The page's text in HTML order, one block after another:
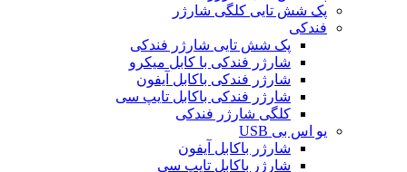
پک شش تایی کلگی شارژر
فندکی
پک شش تایی شارژر فندکی
شارژر فندکی با کابل میکرو
شارژر فندکی باکابل آیفون
شارژر فندکی باکابل تایپ سی
کلگی شارژر فندکی
یو اس بی USB
شارژر باکابل آیفون
شارژر باکابل تایپ سی